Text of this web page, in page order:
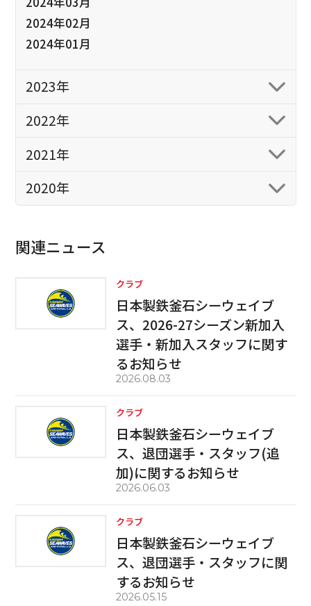
2024年02月
2024年01月
2023年
2022年
2021年
2020年
関連ニュース
クラブ
日本製鉄釜石シーウェイブ
ス、2026-27シーズン新加入
選手・新加入スタッフに関す
るお知らせ
2026.08.03
クラブ
日本製鉄釜石シーウェイブ
ス、退団選手・スタッフ(追
加)に関するお知らせ
2026.06.03
クラブ
日本製鉄釜石シーウェイブ
ス、退団選手・スタッフに関
するお知らせ
2026.05.15